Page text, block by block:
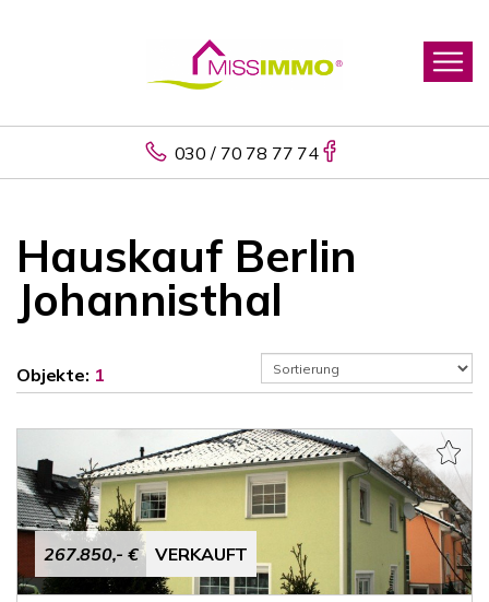
030 / 70 78 77 74
Hauskauf Berlin
Johannisthal
Objekte: 1
267.850,- € VERKAUFT